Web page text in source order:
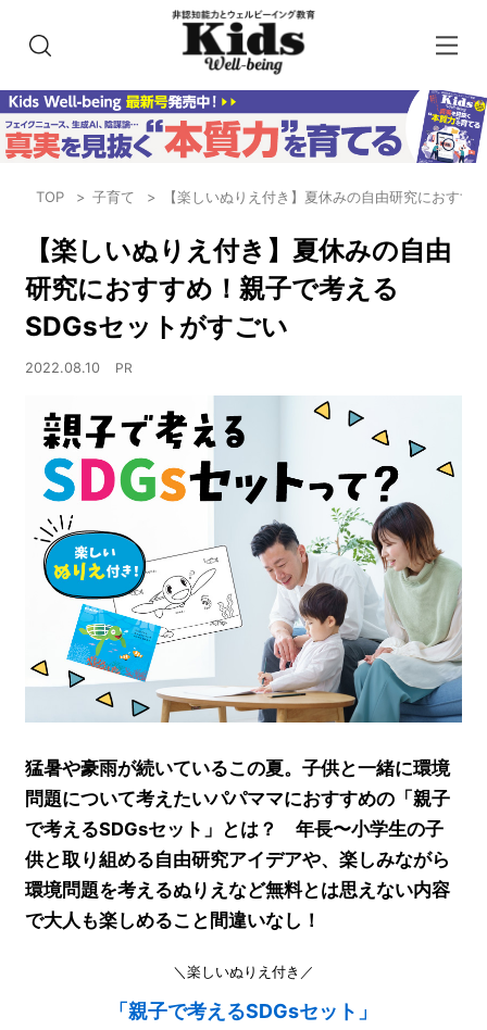
TOP 子育て 【楽しいぬりえ付き】夏休みの自由研究におすす
【楽しいぬりえ付き】夏休みの自由
研究におすすめ！親子で考える
SDGsセットがすごい
2022.08.10 PR
猛暑や豪雨が続いているこの夏。子供と一緒に環境
問題について考えたいパパママにおすすめの「親子
で考えるSDGsセット」とは？ 年長〜小学生の子
供と取り組める自由研究アイデアや、楽しみながら
環境問題を考えるぬりえなど無料とは思えない内容
で大人も楽しめること間違いなし！
＼楽しいぬりえ付き／
「親子で考えるSDGsセット」